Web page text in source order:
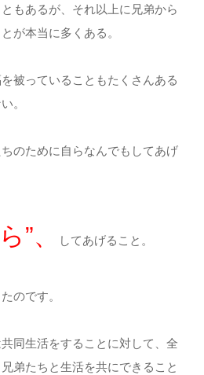
もあるが、それ以上に兄弟から
が本当に多くある。
被っていることもたくさんある
。
のために自らなんでもしてあげ
”、 してあげること。
のです。
同生活をすることに対して、全
弟たちと生活を共にできること